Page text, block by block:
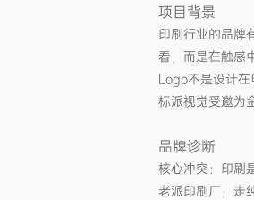
项目背景
印刷行业的品牌
看，而是在触感
Logo不是设计在
标派视觉受邀为
品牌诊断
核心冲突：印刷
老派印刷厂，走